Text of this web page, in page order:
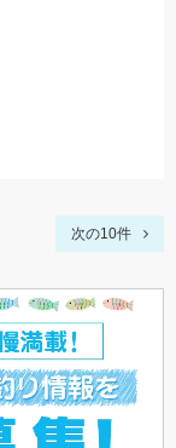
次の10件